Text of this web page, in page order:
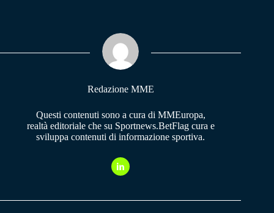
pp m
Redazione MME
Questi contenuti sono a cura di MMEuropa,
realtà editoriale che su Sportnews.BetFlag cura e
sviluppa contenuti di informazione sportiva.